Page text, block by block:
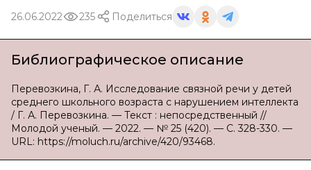
26.06.2022 235 Поделиться
Библиографическое описание
Перевозкина, Г. А. Исследование связной речи у детей
среднего школьного возраста с нарушением интеллекта
/ Г. А. Перевозкина. — Текст : непосредственный //
Молодой ученый. — 2022. — № 25 (420). — С. 328-330. —
URL: https://moluch.ru/archive/420/93468.